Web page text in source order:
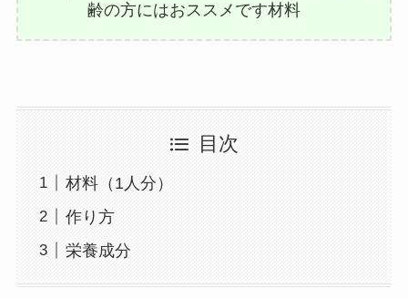
齢の方にはおススメです材料
目次
材料（1人分）
作り方
栄養成分